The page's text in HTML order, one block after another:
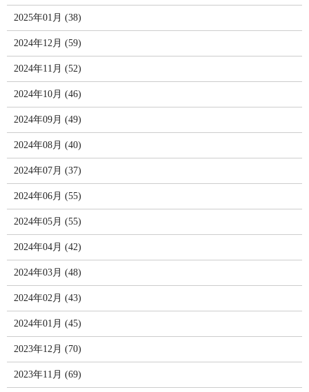
2025年01月 (38)
2024年12月 (59)
2024年11月 (52)
2024年10月 (46)
2024年09月 (49)
2024年08月 (40)
2024年07月 (37)
2024年06月 (55)
2024年05月 (55)
2024年04月 (42)
2024年03月 (48)
2024年02月 (43)
2024年01月 (45)
2023年12月 (70)
2023年11月 (69)